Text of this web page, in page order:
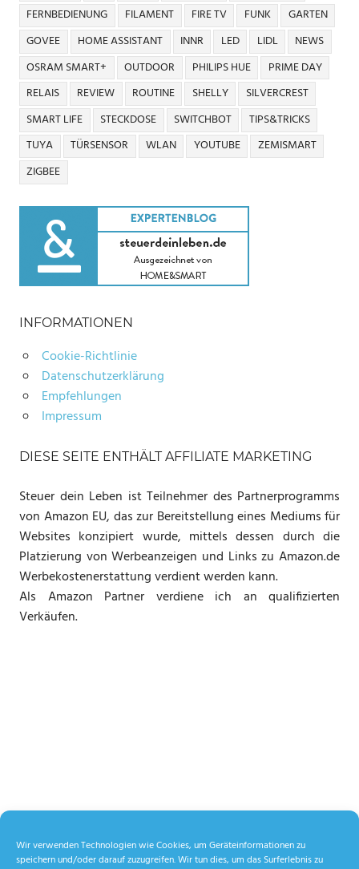
Wir verwenden Technologien wie Cookies, um Geräteinformationen zu
speichern und/oder darauf zuzugreifen. Wir tun dies, um das Surferlebnis zu
FERNBEDIENUNG
FILAMENT FIRE TV FUNK
GARTEN
GOVEE
HOME ASSISTANT INNR LED LIDL
NEWS
OSRAM SMART+
OUTDOOR PHILIPS HUE
PRIME DAY
RELAIS
REVIEW ROUTINE SHELLY
SILVERCREST
SMART LIFE
STECKDOSE SWITCHBOT
TIPS&TRICKS
TUYA
TÜRSENSOR WLAN YOUTUBE
ZEMISMART
ZIGBEE
INFORMATIONEN
Cookie-Richtlinie
Datenschutzerklärung
Empfehlungen
Impressum
DIESE SEITE ENTHÄLT AFFILIATE MARKETING
Steuer dein Leben ist Teilnehmer des Partnerprogramms
von Amazon EU, das zur Bereitstellung eines Mediums für
Websites konzipiert wurde, mittels dessen durch die
Platzierung von Werbeanzeigen und Links zu Amazon.de
Werbekostenerstattung verdient werden kann.
Als Amazon Partner verdiene ich an qualifizierten
Verkäufen.